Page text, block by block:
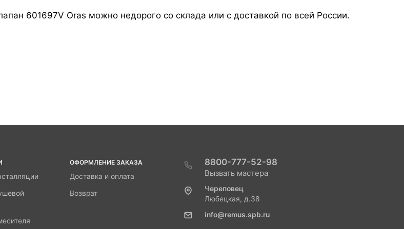
601697V Oras можно недорого со склада или с доставкой по всей России.
ОФОРМЛЕНИЕ ЗАКАЗА
Доставка и оплата
Возврат
8800-777-52-98
Вызвать мастера
Череповец
Любецкая, д.38
info@remus.spb.ru